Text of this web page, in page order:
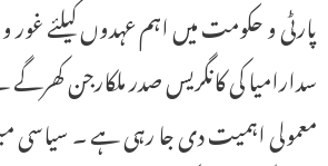
پارٹی و حکومت میں اہم عہدوں کیلئے
سدارامیا کی کانگریس صدر ملکارجن
معمولی اہمیت دی جا رہی ہے ۔ سیاسی